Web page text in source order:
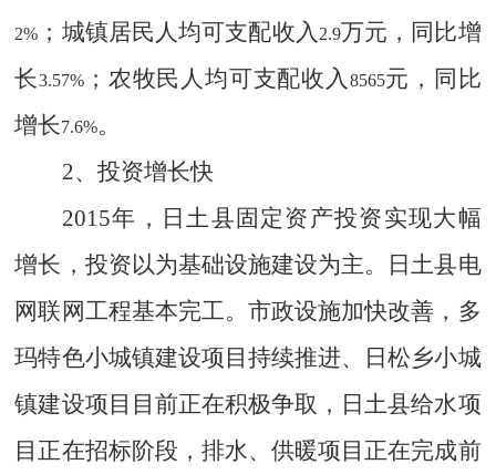
2% ；城镇居民人均可支配收入 2.9万元，同比增
长3.57% ；农牧民人均可支配收入 8565元，同比
增长7.6%。
2、投资增长快
2015年，日土县固定资产投资实现大幅
增长，投资以为基础设施建设为主。日土县电
网联网工程基本完工。市政设施加快改善，多
玛特色小城镇建设项目持续推进、日松乡小城
镇建设项目目前正在积极争取，日土县给水项
目正在招标阶段，排水、供暖项目正在完成前